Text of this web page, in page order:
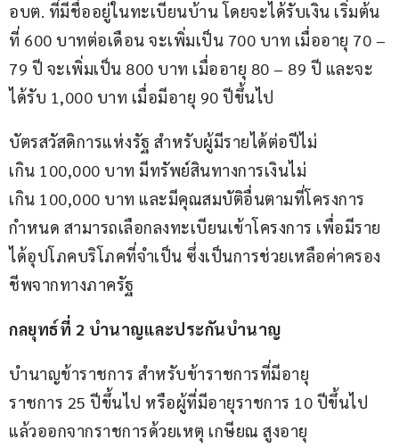
อบต. ที่มีชื่ออยู่ในทะเบียนบ้าน โดยจะได้รับเงิน เริ่มต้น
ที่ 600 บาทต่อเดือน จะเพิ่มเป็น 700 บาท เมื่ออายุ 70 –
79 ปี จะเพิ่มเป็น 800 บาท เมื่ออายุ 80 – 89 ปี และจะ
ได้รับ 1,000 บาท เมื่อมีอายุ 90 ปีขึ้นไป
บัตรสวัสดิการแห่งรัฐ สำหรับผู้มีรายได้ต่อปีไม่
เกิน 100,000 บาท มีทรัพย์สินทางการเงินไม่
เกิน 100,000 บาท และมีคุณสมบัติอื่นตามที่โครงการ
กำหนด สามารถเลือกลงทะเบียนเข้าโครงการ เพื่อมีราย
ได้อุปโภคบริโภคที่จำเป็น ซึ่งเป็นการช่วยเหลือค่าครอง
ชีพจากทางภาครัฐ
กลยุทธ์ที่ 2 บำนาญและประกันบำนาญ
บำนาญข้าราชการ สำหรับข้าราชการที่มีอายุ
ราชการ 25 ปีขึ้นไป หรือผู้ที่มีอายุราชการ 10 ปีขึ้นไป
แล้วออกจากราชการด้วยเหตุ เกษียณ สูงอายุ